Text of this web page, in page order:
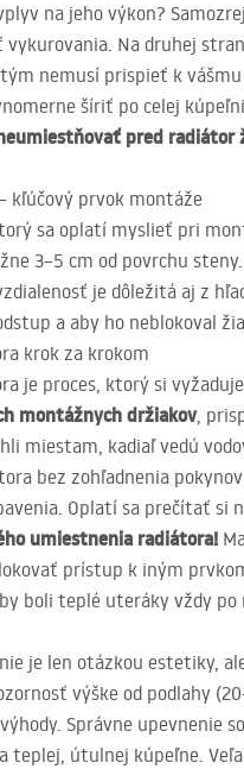
na jeho výkon?
Na druhej
nemusí prispieť k
šíriť po celej
pred radiátor
kľúčový prvok montáže
sa oplatí myslieť pri
3–5 cm od povrchu
je dôležitá aj z
a aby ho neblokoval
krok za krokom
je proces, ktorý si
montážnych držiakov,
miestam, kadiaľ vedú
bez zohľadnenia
Oplatí sa prečítať si
umiestnenia radiátora!
prístup k iným
boli teplé uteráky vždy po
je len otázkou estetiky,
výške od podlahy
Správne upevnenie
teplej, útulnej kúpeľne.